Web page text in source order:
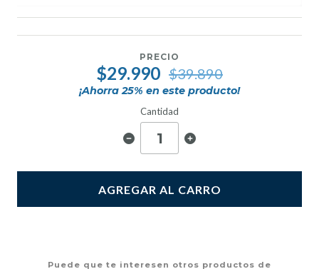
PRECIO
$29.990 $39.890
¡Ahorra25% en este producto!
Cantidad
AGREGAR AL CARRO
Puede que te interesen otros productos de